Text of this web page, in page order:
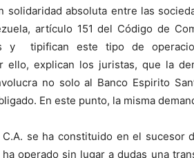
solidaridad absoluta entre las
artículo 151 del Código de
y tipifican este tipo de
ello, explican los juristas, que la
no solo al Banco Espirito
En este punto, la misma
se ha constituido en el sucesor
operado sin lugar a dudas una